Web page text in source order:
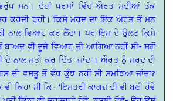
ਸਨ। ਦੋਹਾਂ ਧਰਮਾਂ ਵਿੱਚ ਔਰਤ ਸਦੀਆਂ ਤੱਕ
ਕਰਦੀ ਰਹੀ। ਕਿਸੇ ਮਰਦ ਦਾ ਇੱਕ ਔਰਤ ਤੋਂ ਮਨ
ਨਾਲ ਵਿਆਹ ਕਰ ਲੈਂਦਾ। ਪਰ ਇਸ ਦੇ ਉਲਟ ਕਿਸੇ
ਬਾਅਦ ਵੀ ਦੂਜੇ ਵਿਆਹ ਦੀ ਆਗਿਆ ਨਹੀਂ ਸੀ- ਸਗੋਂ
ਨਾਲ ਸਤੀ ਕਰ ਦਿੱਤਾ ਜਾਂਦਾ। ਔਰਤ ਨੂੰ ਮਰਦ ਦੀ
ਦੀ ਵਸਤੂ ਤੋਂ ਵੱਧ ਕੁੱਝ ਨਹੀਂ ਸੀ ਸਮਝਿਆ ਜਾਂਦਾ?
ਕਿਹਾ ਸੀ ਕਿ- ‘ਇਸਤਰੀ ਕਾਗਜ਼ ਦੀ ਵੀ ਬਣੀ ਹੋਵੇ